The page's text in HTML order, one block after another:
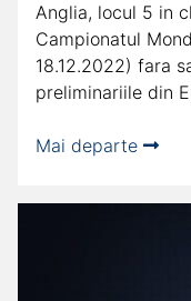
Anglia, locul 5 in
Campionatul
18.12.2022) fara
preliminariile din
Mai departe